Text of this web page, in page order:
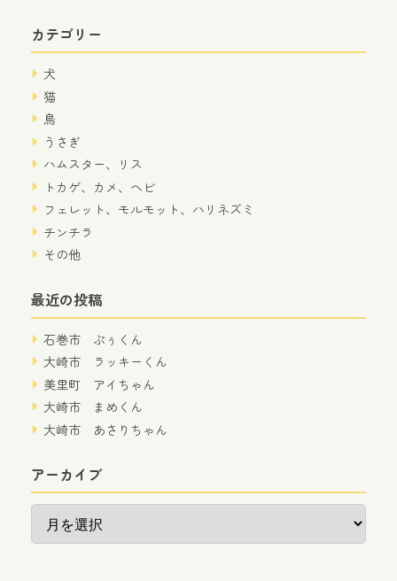
カテゴリー
犬
猫
鳥
うさぎ
ハムスター、リス
トカゲ、カメ、ヘビ
フェレット、モルモット、ハリネズミ
チンチラ
その他
最近の投稿
石巻市 ぷぅくん
大崎市 ラッキーくん
美里町 アイちゃん
大崎市 まめくん
大崎市 あさりちゃん
アーカイブ